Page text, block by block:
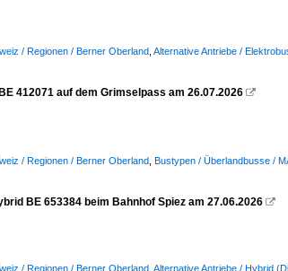
/ Regionen / Berner Oberland Alternative Antriebe /
412071 auf dem Grimselpass am 26.07.2026 
/ Regionen / Berner Oberland Bustypen / Überlandbusse /
BE 653384 beim Bahnhof Spiez am 27.06.2026 
/ Regionen / Berner Oberland Alternative Antriebe / Hybrid